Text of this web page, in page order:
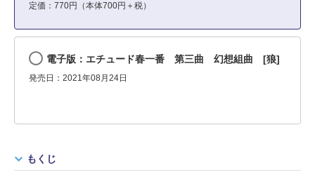
定価：770円（本体700円＋税）
電子版：エチュード春一番 第三曲 幻想組曲 [狼]
発売日：2021年08月24日
もくじ